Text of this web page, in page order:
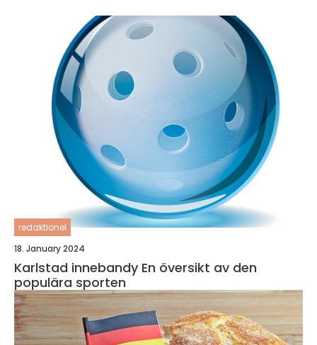
redaktionel
18. January 2024
Karlstad innebandy En översikt av den
populära sporten